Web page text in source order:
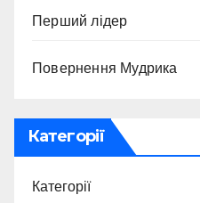
Перший лідер
Повернення Мудрика
Категорії
Категорії